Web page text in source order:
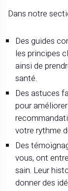
Dans notre
Des guides
les principes
ainsi de
santé.
Des astuces
pour
votre rythme
Des
vous, ont
sain. Leur
donner des